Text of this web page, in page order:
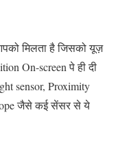
मिलता है जिसको यूज़
On-screen पे ही दी
sensor, Proximity
जैसे कई सेंसर से ये